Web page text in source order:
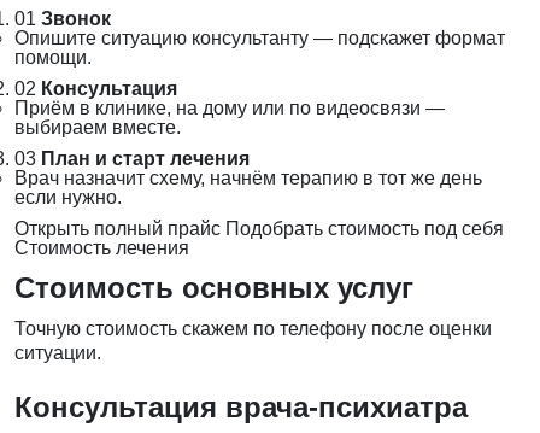
01 Звонок
Опишите ситуацию консультанту — подскажет формат
помощи.
02 Консультация
Приём в клинике, на дому или по видеосвязи —
выбираем вместе.
03 План и старт лечения
Врач назначит схему, начнём терапию в тот же день
если нужно.
Открыть полный прайс Подобрать стоимость под себя
Стоимость лечения
Стоимость основных услуг
Точную стоимость скажем по телефону после оценки
ситуации.
Консультация врача-психиатра